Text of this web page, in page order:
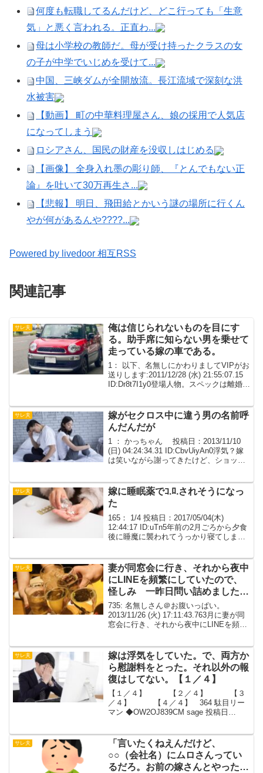
何度も転職してるんだけど、どこ行っても「生意
気」と悪く言われる。正直わ...
母は小学校の教師だ。母が受け持ったクラスの女
の子が中学でいじめを受けて...
中国、三峡ダムが全開放流。長江流域で深刻な洪
水被害
【動画】 町の中華料理屋さん、娘の採用で人気店
になってしまう
ロシアさん、国民の財産を没収しはじめる
【画像】 全身入れ墨の彫り師、『とんでもない正
論』を吐いて30万再生さ...
【悲報】 明日、飛田給とかいう謎の場所に行くん
やが何があるんや????...
Powered by livedoor 相互RSS
関連記事
サレ夫
俺は信じられないものを目にす
る。助手席に知らない男を乗せて
走っている嫁の車である。
1： 以下、名無しにかわりましてVIPがお
送りします:2011/12/28 (水) 21:55:07.15
ID:Dr8t7I1y0登場人物。スペックは離婚直
嫁：...
サレ夫
嫁がセクロス中に違う男の名前呼
んだんだが
1 ： かっちゃん 投稿日：2013/11/10
(日) 04:24:34.31 ID:CbvUiyAn0浮気？嫁
は笑いながら謝ってきたけど、ショック
2013/11...
サレ夫
嫁に睡眠薬でｺ.ﾛ.されそうになっ
た
165： 1/4 投稿日：2017/05/04(木)
12:44:17 ID:uTn5年前の2月ごろから夕食
後に睡魔に襲われてうっかり寝てしまう
のだったけど、段々と寝...
サレ夫
妻が同窓会に行き、それから夜中
にLINEを頻繁にしていたので、
怪しみ 一昨日問い詰めました
相手は、同級生の元彼でした
735: 名無しさん＠お腹いっぱい。
2013/11/26 (火) 17:11:43.763月に妻が同
窓会に行き、それから夜中にLINEを頻繁
月に１回会っていたよう...
サレ夫
嫁は浮気をしていた。で、両方か
ら慰謝料をとった。それ以外の報
復はしてない。【１／４】
【１／４】 【２／４】 【３
／４】 【４／４】 364 駄目リー
マン ◆OW2OJ839CM sage 投稿日
ひとまず決着がつきま...
サレ夫
「言いたくねえんだけど、
○○（会社名）にムロさんってい
るだろ。お前の嫁さんとやったっ